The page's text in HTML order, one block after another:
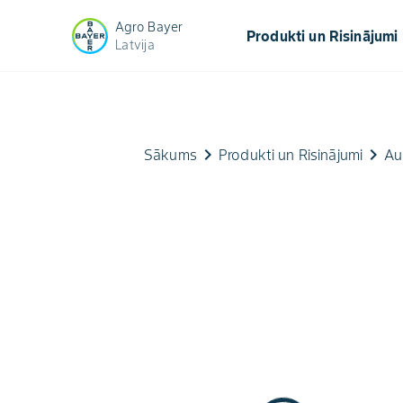
Agro Bayer
Latvija
Produkti un Risinājumi
Sākums keyboard_arrow_right Produkti un Risinājumi keyboard_arrow_right